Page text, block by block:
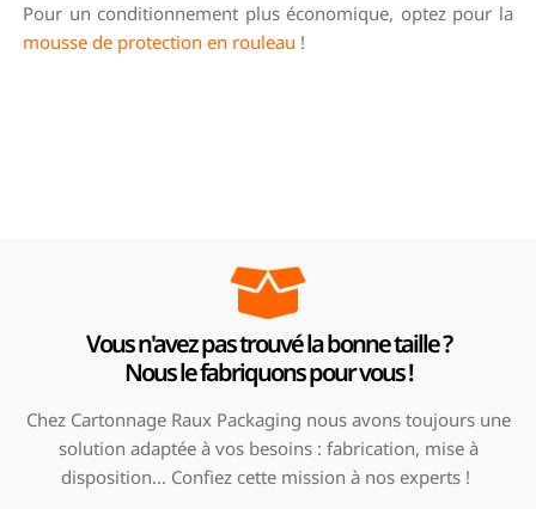
Pour un conditionnement plus économique, optez pour la
mousse de protection en rouleau !
Vous n'avez pas trouvé la bonne taille ?
Nous le fabriquons pour vous !
Chez Cartonnage Raux Packaging nous avons toujours une
solution adaptée à vos besoins : fabrication, mise à
disposition… Confiez cette mission à nos experts !